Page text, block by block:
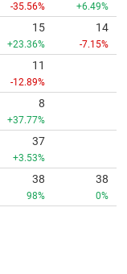
-35.56% +6.49%
15
+23.36%
14
-7.15%
11
-12.89%
8
+37.77%
37
+3.53%
38
98%
38
0%